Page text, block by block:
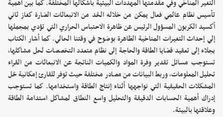
التغير المناخي وفي مقدمتها المهددات البيئية بأشكالها المختلفة. كما بين أهمية
تأسيس نظام عالمي فعال يمكن من خلاله الحّد من الانبعاثات الضارة كغاز ثاني
أكسيد الكربون المسؤول الرئيس عن ظاهرة الاحتباس الحراري التي تؤدي بمجملها
إلي إحداث التغيرات المناخية الظاهرة بوضوح في وقتنا الحالي. كما أشار الكتاب
بجلاء إلى تعقيد قضايا الطاقة والحاجة إلى نظام متعدد التخصصات لحل مشاكلها،
تستوجب مسائل تقدير وفرة المواد والكميات الناتجة عن الانبعاثات من القراء
تحليل المعلومات، وربط البيانات من مصادر مختلفة حيث توفر للقارئ إمكانية حّل
المشكلات الحقيقية التي نواجهها أثناء إنتاج الطاقة واستخدامها. كما تستوجب
إدراك أهمية الحسابات الدقيقة والتحليل واسع النطاق لمشاكل استدامة الطاقة
وعلاقتها بالبيئة.